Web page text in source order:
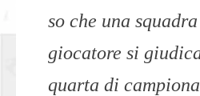
so che una
giocatore si
quarta di